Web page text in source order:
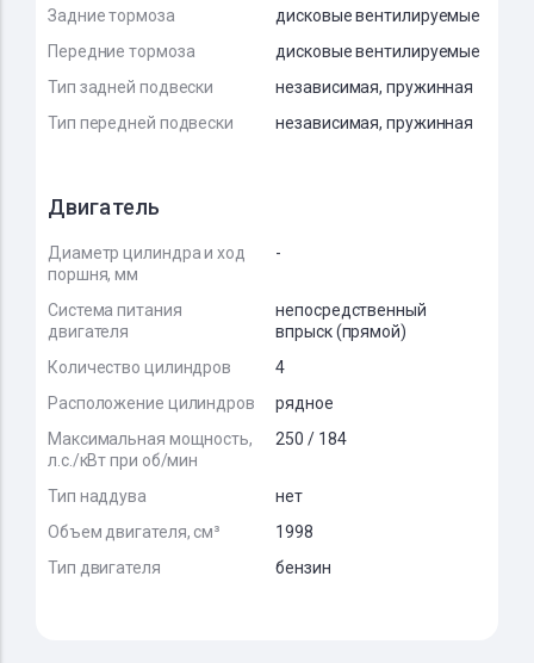
Задние тормоза
дисковые вентилируемые
Передние тормоза
дисковые вентилируемые
Тип задней подвески
независимая, пружинная
Тип передней подвески
независимая, пружинная
Двигатель
Диаметр цилиндра и ход
поршня, мм
-
Система питания
двигателя
непосредственный
впрыск (прямой)
Количество цилиндров
4
Расположение цилиндров
рядное
Максимальная мощность,
л.с./кВт при об/мин
250 / 184
Тип наддува
нет
Объем двигателя, см³
1998
Тип двигателя
бензин